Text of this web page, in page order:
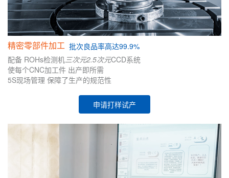
精密零部件加工 批次良品率高达99.9%
配备 ROHs检测机三次元2.5次元CCD系统
使每个CNC加工件 出产即所需
5S现场管理 保障了生产的规范性
申请打样试产